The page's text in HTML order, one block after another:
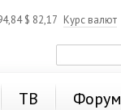
$ 82,17 Курс валют
ТВ Форум